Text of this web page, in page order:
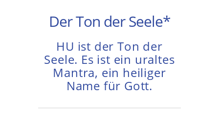
Der Ton der Seele*
HU ist der Ton der
Seele. Es ist ein uraltes
Mantra, ein heiliger
Name für Gott.